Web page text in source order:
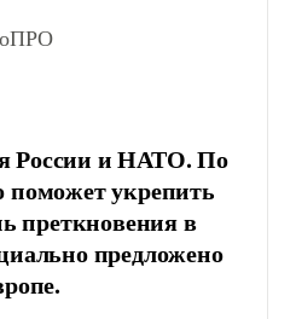
России и НАТО. По
укрепить
преткновения в
предложено